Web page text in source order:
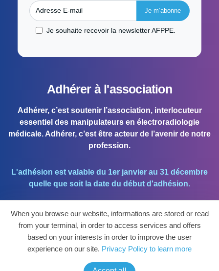
Adhérer à l'association
Adhérer, c’est soutenir l’association, interlocuteur
essentiel des manipulateurs en électroradiologie
médicale. Adhérer, c’est être acteur de l’avenir de notre
profession.
L'adhésion est valable du 1er janvier au 31 décembre
quelle que soit la date du début d'adhésion.
J'ADHÈRE !
Mon espace personnel et mettre à jour mes
Adresse E-mail
Je souhaite recevoir la newsletter AFPPE.
When you browse our website, informations are stored or read
from your terminal, in order to access services and offers
based on your interests in order to improve the user
experience on our site. Privacy Policy to learn more